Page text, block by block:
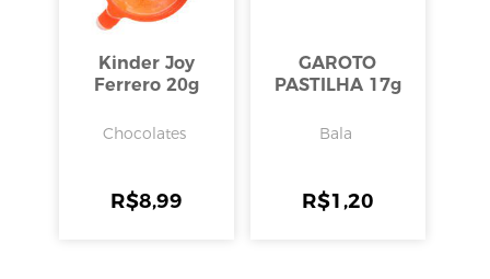
Kinder Joy
Ferrero 20g
Chocolates
R$8,99
GAROTO
PASTILHA 17g
Bala
R$1,20